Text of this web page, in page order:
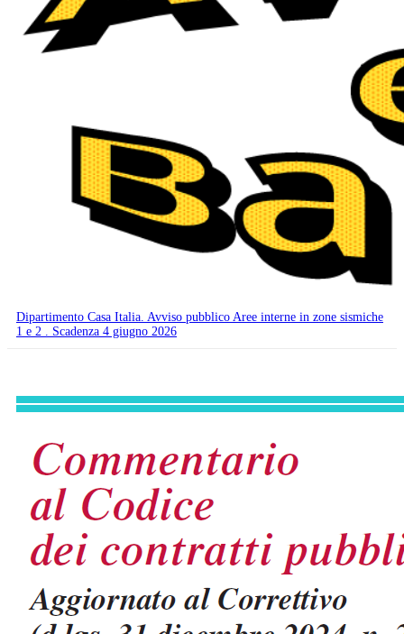
Dipartimento Casa Italia. Avviso pubblico Aree interne in zone sismiche
1 e 2 . Scadenza 4 giugno 2026